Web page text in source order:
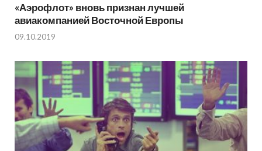
«Аэрофлот» вновь признан лучшей
авиакомпанией Восточной Европы
09.10.2019